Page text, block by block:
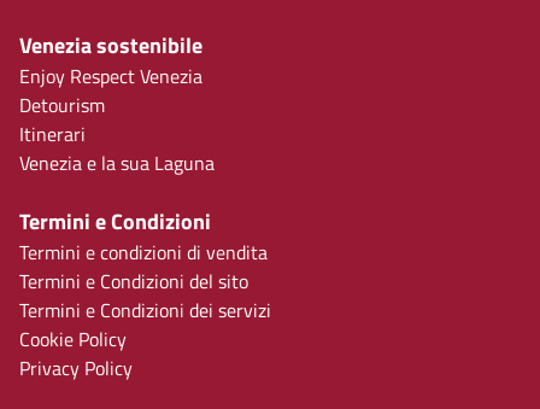
Venezia sostenibile
Enjoy Respect Venezia
Detourism
Itinerari
Venezia e la sua Laguna
Termini e Condizioni
Termini e condizioni di vendita
Termini e Condizioni del sito
Termini e Condizioni dei servizi
Cookie Policy
Privacy Policy